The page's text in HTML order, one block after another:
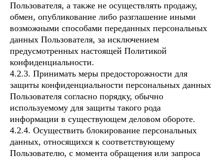
Пользователя, а также не осуществлять продажу,
обмен, опубликование либо разглашение иными
возможными способами переданных персональных
данных Пользователя, за исключением
предусмотренных настоящей Политикой
конфиденциальности.
4.2.3. Принимать меры предосторожности для
защиты конфиденциальности персональных данных
Пользователя согласно порядку, обычно
используемому для защиты такого рода
информации в существующем деловом обороте.
4.2.4. Осуществить блокирование персональных
данных, относящихся к соответствующему
Пользователю, с момента обращения или запроса